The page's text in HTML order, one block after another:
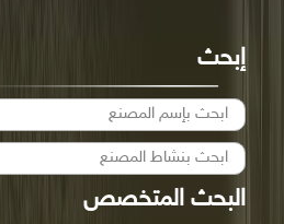
إبحث
البحث المتخصص